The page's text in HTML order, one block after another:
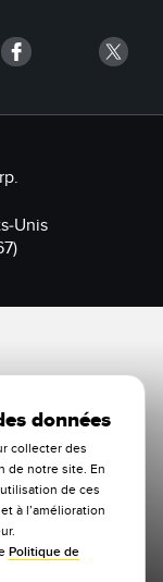
Unis
données
collecter des
de notre site. En
de ces
à l’amélioration
Politique de